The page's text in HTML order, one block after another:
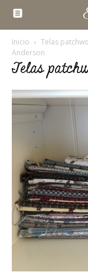
Inicio Telas
Anderson
Telas